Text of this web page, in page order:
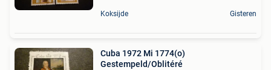
Koksijde Gisteren
Cuba 1972 Mi 1774(o)
Gestempeld/Oblitéré